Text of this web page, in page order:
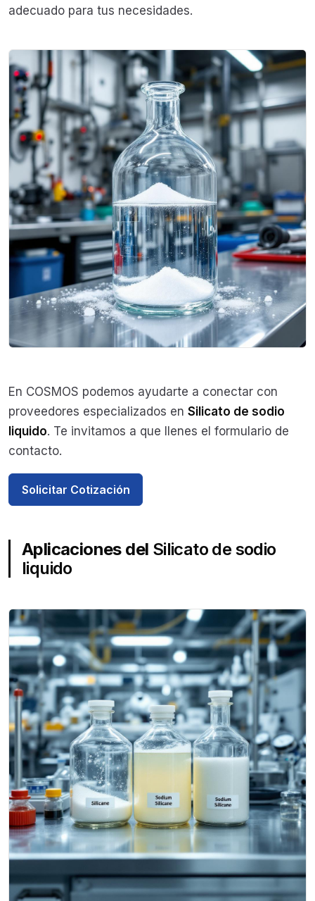
adecuado para tus necesidades.
En COSMOS podemos ayudarte a conectar con
proveedores especializados en Silicato de sodio
liquido. Te invitamos a que llenes el formulario de
contacto.
Solicitar Cotización
Aplicaciones del Silicato de sodio
liquido